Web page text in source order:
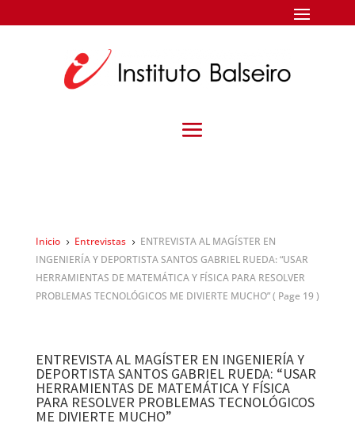
Inicio 5 Entrevistas 5
ENTREVISTA AL MAGÍSTER EN
INGENIERÍA Y DEPORTISTA SANTOS GABRIEL RUEDA: “USAR
HERRAMIENTAS DE MATEMÁTICA Y FÍSICA PARA RESOLVER
PROBLEMAS TECNOLÓGICOS ME DIVIERTE MUCHO”( Page 19 )
ENTREVISTA AL MAGÍSTER EN INGENIERÍA Y
DEPORTISTA SANTOS GABRIEL RUEDA: “USAR
HERRAMIENTAS DE MATEMÁTICA Y FÍSICA
PARA RESOLVER PROBLEMAS TECNOLÓGICOS
ME DIVIERTE MUCHO”